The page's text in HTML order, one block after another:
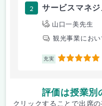
2 サービスマネ
山口一美先生
観光事業にお
充実 5
評価は授業別
クリックすることで出席